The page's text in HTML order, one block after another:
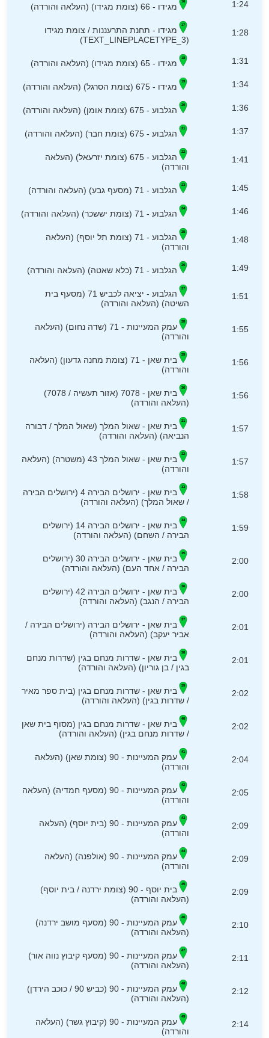
1:24 מגידו - 66 (צומת מגידו) (העלאה והורדה)
1:28
מגידו - תחנת התרעננות / צומת מגידו
(TEXT_LINEPLACETYPE_3)
1:31 מגידו - 65 (צומת מגידו) (העלאה והורדה)
1:34 מגידו - 675 (צומת הסרגל) (העלאה והורדה)
1:36 הגלבוע - 675 (צומת אומן) (העלאה והורדה)
1:37 הגלבוע - 675 (צומת חבר) (העלאה והורדה)
1:41
הגלבוע - 675 (צומת יזרעאל) (העלאה
והורדה)
1:45 הגלבוע - 71 (מסעף גבע) (העלאה והורדה)
1:46 הגלבוע - 71 (צומת יששכר) (העלאה והורדה)
1:48
הגלבוע - 71 (צומת תל יוסף) (העלאה
והורדה)
1:49 הגלבוע - 71 (כלא שאטה) (העלאה והורדה)
1:51
הגלבוע - יציאה לכביש 71 (מסעף בית
השיטה) (העלאה והורדה)
1:55
עמק המעיינות - 71 (שדה נחום) (העלאה
והורדה)
1:56
בית שאן - 71 (צומת מחנה גדעון) (העלאה
והורדה)
1:56
בית שאן - 7078 (אזור תעשיה / 7078)
(העלאה והורדה)
1:57
בית שאן - שאול המלך (שאול המלך / דבורה
הנביאה) (העלאה והורדה)
1:57
בית שאן - שאול המלך 43 (משטרה) (העלאה
והורדה)
1:58
בית שאן - ירושלים הבירה 4 (ירושלים הבירה
/ שאול המלך) (העלאה והורדה)
1:59
בית שאן - ירושלים הבירה 14 (ירושלים
הבירה / השחם) (העלאה והורדה)
2:00
בית שאן - ירושלים הבירה 30 (ירושלים
הבירה / אחד העם) (העלאה והורדה)
2:00
בית שאן - ירושלים הבירה 42 (ירושלים
הבירה / הנגב) (העלאה והורדה)
2:01
בית שאן - ירושלים הבירה (ירושלים הבירה /
אביר יעקב) (העלאה והורדה)
2:01
בית שאן - שדרות מנחם בגין (שדרות מנחם
בגין / בן גוריון) (העלאה והורדה)
2:02
בית שאן - שדרות מנחם בגין (בית ספר מאיר
/ שדרות בגין) (העלאה והורדה)
2:02
בית שאן - שדרות מנחם בגין (מסוף בית שאן
/ שדרות מנחם בגין) (העלאה והורדה)
2:04
עמק המעיינות - 90 (צומת שאן) (העלאה
והורדה)
2:05
עמק המעיינות - 90 (מסעף חמדיה) (העלאה
והורדה)
2:09
עמק המעיינות - 90 (בית יוסף) (העלאה
והורדה)
2:09
עמק המעיינות - 90 (אולפנה) (העלאה
והורדה)
2:09
בית יוסף - 90 (צומת ירדנה / בית יוסף)
(העלאה והורדה)
2:10
עמק המעיינות - 90 (מסעף מושב ירדנה)
(העלאה והורדה)
2:11
עמק המעיינות - 90 (מסעף קיבוץ נווה אור)
(העלאה והורדה)
2:12
עמק המעיינות - 90 (כביש 90 / כוכב הירדן)
(העלאה והורדה)
2:14
עמק המעיינות - 90 (קיבוץ גשר) (העלאה
והורדה)